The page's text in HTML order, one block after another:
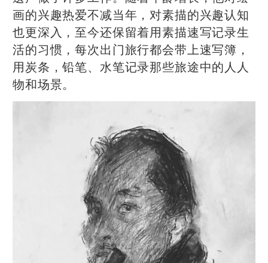
画的兴趣热爱不减当年，对素描的兴趣认知
也更深入，至今还保留着用素描速写记录生
活的习惯，每次出门旅行都会带上速写簿，
用炭条，铅笔、水笔记录那些旅途中的人人
物和场景。